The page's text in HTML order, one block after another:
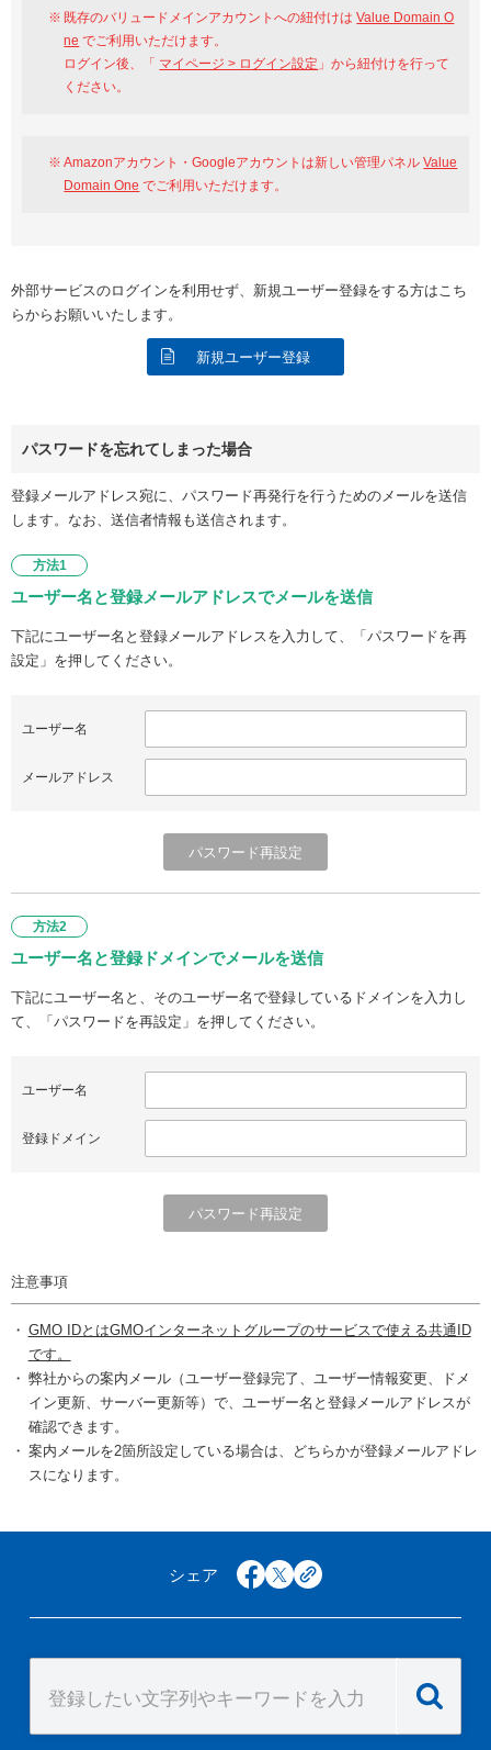
既存のバリュードメインアカウントへの紐付けはValue Domain O
ne でご利用いただけます。
ログイン後、「 マイページ > ログイン設定 」から紐付けを行って
ください。
Amazonアカウント・Googleアカウントは新しい管理パネルValue
Domain One でご利用いただけます。
外部サービスのログインを利用せず、新規ユーザー登録をする方はこち
らからお願いいたします。
新規ユーザー登録
パスワードを忘れてしまった場合
登録メールアドレス宛に、パスワード再発行を行うためのメールを送信
します。なお、送信者情報も送信されます。
方法1
ユーザー名と登録メールアドレスでメールを送信
下記にユーザー名と登録メールアドレスを入力して、「パスワードを再
設定」を押してください。
ユーザー名
メールアドレス
方法2
ユーザー名と登録ドメインでメールを送信
下記にユーザー名と、そのユーザー名で登録しているドメインを入力し
て、「パスワードを再設定」を押してください。
ユーザー名
登録ドメイン
注意事項
GMO IDとはGMOインターネットグループのサービスで使える共通ID
です。
弊社からの案内メール（ユーザー登録完了、ユーザー情報変更、ドメ
イン更新、サーバー更新等）で、ユーザー名と登録メールアドレスが
確認できます。
案内メールを2箇所設定している場合は、どちらかが登録メールアドレ
スになります。
シェア facebook
x copy